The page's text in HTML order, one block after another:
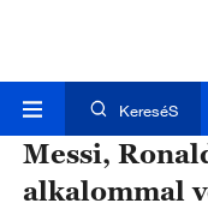
KereséS
Messi,
alkalommal